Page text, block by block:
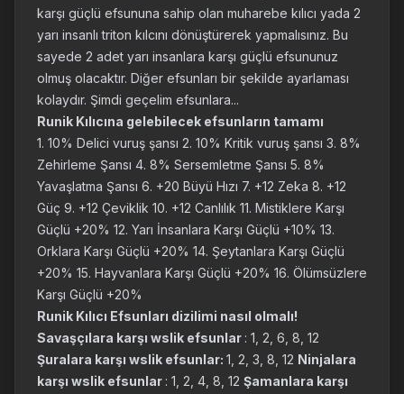
karşı güçlü efsununa sahip olan muharebe kılıcı yada 2
yarı insanlı triton kılcını dönüştürerek yapmalısınız. Bu
sayede 2 adet yarı insanlara karşı güçlü efsununuz
olmuş olacaktır. Diğer efsunları bir şekilde ayarlaması
kolaydır. Şimdi geçelim efsunlara...
Runik Kılıcına gelebilecek efsunların tamamı
1. 10% Delici vuruş şansı 2. 10% Kritik vuruş şansı 3. 8%
Zehirleme Şansı 4. 8% Sersemletme Şansı 5. 8%
Yavaşlatma Şansı 6. +20 Büyü Hızı 7. +12 Zeka 8. +12
Güç 9. +12 Çeviklik 10. +12 Canlılık 11. Mistiklere Karşı
Güçlü +20% 12. Yarı İnsanlara Karşı Güçlü +10% 13.
Orklara Karşı Güçlü +20% 14. Şeytanlara Karşı Güçlü
+20% 15. Hayvanlara Karşı Güçlü +20% 16. Ölümsüzlere
Karşı Güçlü +20%
Runik Kılıcı Efsunları dizilimi nasıl olmalı!
Savaşçılara karşı wslik efsunlar : 1, 2, 6, 8, 12
Şuralara karşı wslik efsunlar: 1, 2, 3, 8, 12 Ninjalara
karşı wslik efsunlar : 1, 2, 4, 8, 12 Şamanlara karşı